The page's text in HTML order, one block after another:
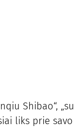
Shibao“, „su
liks prie savo